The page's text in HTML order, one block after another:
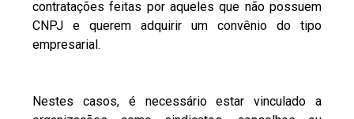
contratações feitas por aqueles que não possuem
CNPJ e querem adquirir um convênio do tipo
empresarial.
Nestes casos, é necessário estar vinculado a